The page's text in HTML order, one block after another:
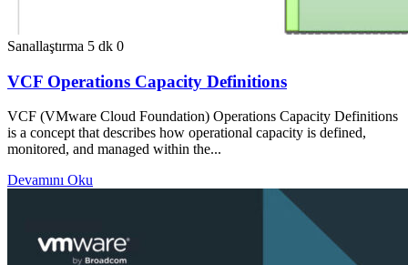
Sanallaştırma 5 dk 0
VCF Operations Capacity Definitions
VCF (VMware Cloud Foundation) Operations Capacity Definitions
is a concept that describes how operational capacity is defined,
monitored, and managed within the...
Devamını Oku